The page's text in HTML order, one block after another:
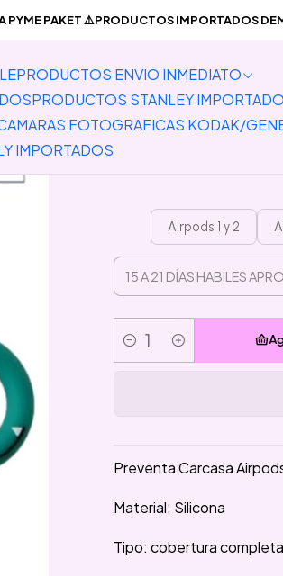
PRODUCTOS ENVIO INMEDIATO
PRODUCTOS STANLEY
FOTOGRAFICAS KODAK/
IMPORTADOS
PYME PAKET ⚠️PRODUCTOS IMPORTADOS
Celulares y Auriculares Carcasas Airpods
Preventa
Airpods 1 y 2
Cantidad
Preventa Carcasa
Material: Silicona
Tipo: cobertura completa